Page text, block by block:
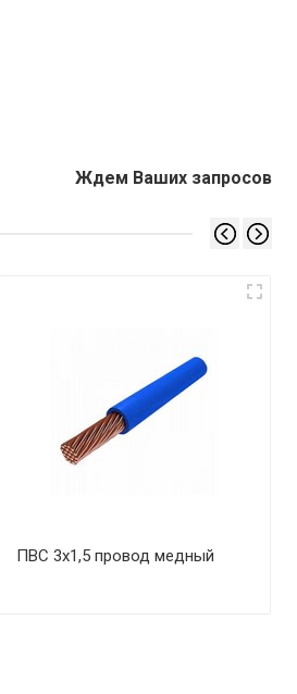
Ждем Ваших запросов
ПВС 3х1,5 провод медный